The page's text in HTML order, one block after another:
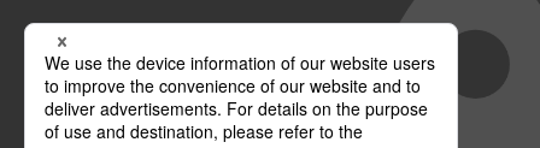
グループ会社
テレビ朝日 テレ朝チャンネル